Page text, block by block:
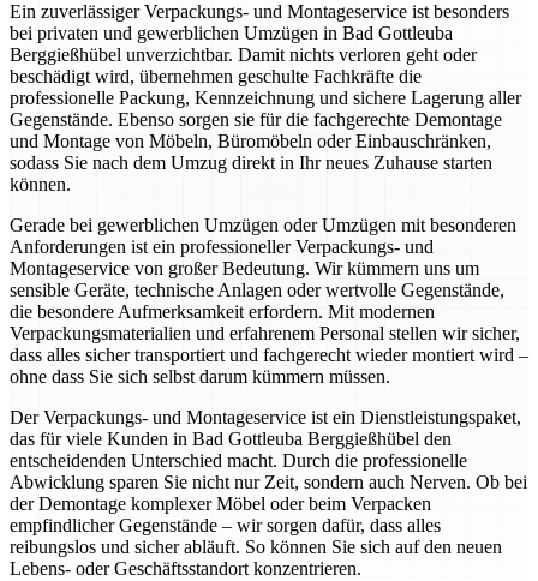
Ein zuverlässiger Verpackungs- und Montageservice ist besonders
bei privaten und gewerblichen Umzügen in Bad Gottleuba
Berggießhübel unverzichtbar. Damit nichts verloren geht oder
beschädigt wird, übernehmen geschulte Fachkräfte die
professionelle Packung, Kennzeichnung und sichere Lagerung aller
Gegenstände. Ebenso sorgen sie für die fachgerechte Demontage
und Montage von Möbeln, Büromöbeln oder Einbauschränken,
sodass Sie nach dem Umzug direkt in Ihr neues Zuhause starten
können.
Gerade bei gewerblichen Umzügen oder Umzügen mit besonderen
Anforderungen ist ein professioneller Verpackungs- und
Montageservice von großer Bedeutung. Wir kümmern uns um
sensible Geräte, technische Anlagen oder wertvolle Gegenstände,
die besondere Aufmerksamkeit erfordern. Mit modernen
Verpackungsmaterialien und erfahrenem Personal stellen wir sicher,
dass alles sicher transportiert und fachgerecht wieder montiert wird –
ohne dass Sie sich selbst darum kümmern müssen.
Der Verpackungs- und Montageservice ist ein Dienstleistungspaket,
das für viele Kunden in Bad Gottleuba Berggießhübel den
entscheidenden Unterschied macht. Durch die professionelle
Abwicklung sparen Sie nicht nur Zeit, sondern auch Nerven. Ob bei
der Demontage komplexer Möbel oder beim Verpacken
empfindlicher Gegenstände – wir sorgen dafür, dass alles
reibungslos und sicher abläuft. So können Sie sich auf den neuen
Lebens- oder Geschäftsstandort konzentrieren.